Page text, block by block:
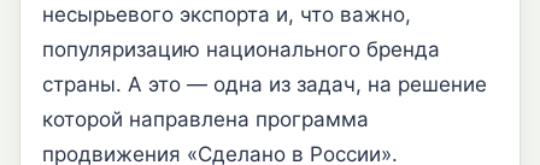
несырьевого экспорта и, что важно,
популяризацию национального бренда
страны. А это — одна из задач, на решение
которой направлена программа
продвижения «Сделано в России».